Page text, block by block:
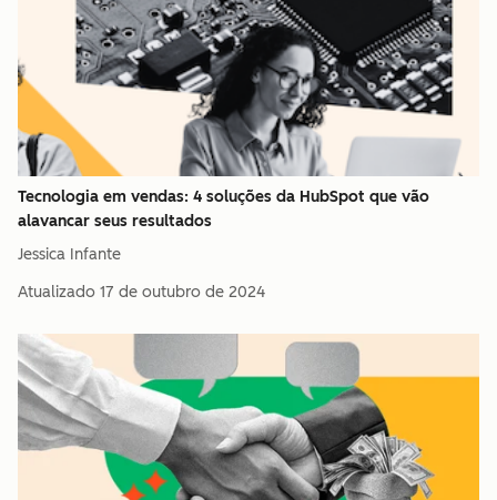
Tecnologia em vendas: 4 soluções da HubSpot que vão
alavancar seus resultados
Jessica Infante
Atualizado 17 de outubro de 2024